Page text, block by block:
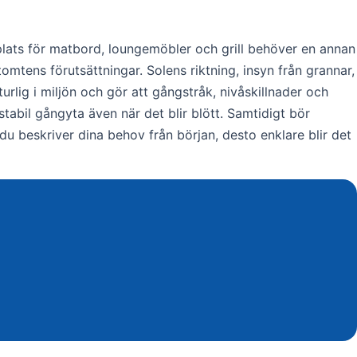
för matbord, loungemöbler och grill behöver en annan
förutsättningar. Solens riktning, insyn från grannar,
i miljön och gör att gångstråk, nivåskillnader och
gångyta även när det blir blött. Samtidigt bör
beskriver dina behov från början, desto enklare blir det